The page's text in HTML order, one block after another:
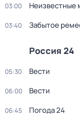
03:00 Неизвестные
03:40 Забытое
Россия 24
05:30 Вести
06:00 Вести
06:45 Погода 24